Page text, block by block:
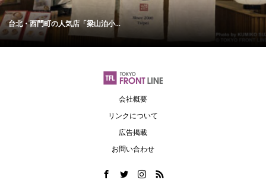
台北・西門町の人気店「梁山泊小...
会社概要
リンクについて
広告掲載
お問い合わせ